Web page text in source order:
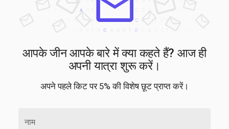
आपके जीन आपके बारे में क्या कहते हैं? आज ही
अपनी यात्रा शुरू करें।
अपने पहले किट पर 5% की विशेष छूट प्राप्त करें।
नाम